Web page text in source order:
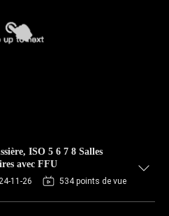
ISO 5 6 7 8 Salles
avec FFU
11-26 534 points de vue